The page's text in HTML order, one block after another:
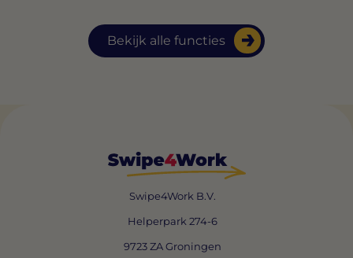
Bekijk alle functies
Swipe4Work B.V.
Helperpark 274-6
9723 ZA Groningen